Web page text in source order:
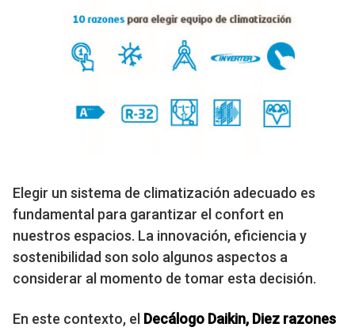
Elegir un sistema de climatización adecuado es
fundamental para garantizar el confort en
nuestros espacios. La innovación, eficiencia y
sostenibilidad son solo algunos aspectos a
considerar al momento de tomar esta decisión.
En este contexto, el Decálogo Daikin, Diez razones